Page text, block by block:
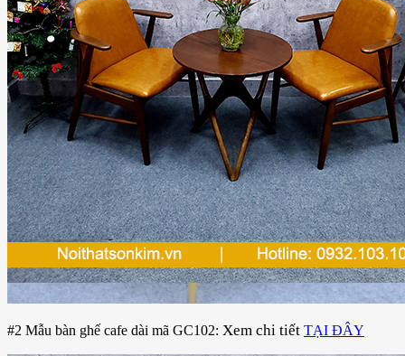
#2 Mẫu bàn ghế cafe dài mã GC102: Xem chi tiết TẠI ĐÂY